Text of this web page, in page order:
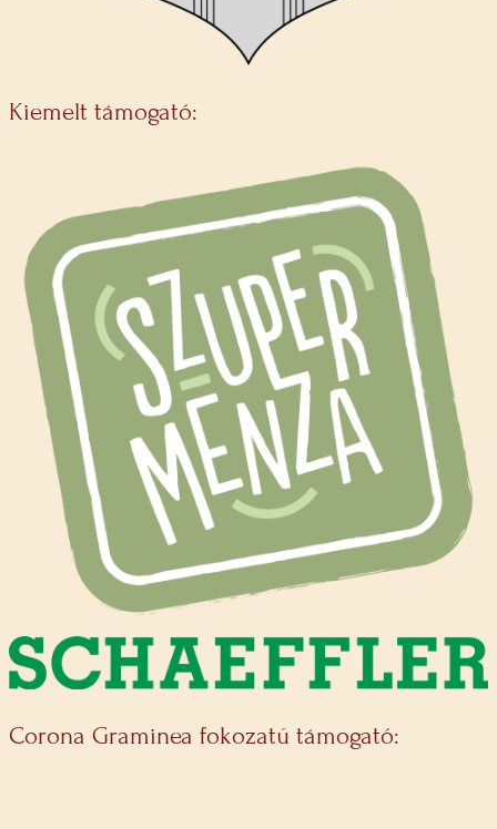
Kiemelt támogató:
Corona Graminea fokozatú támogató: